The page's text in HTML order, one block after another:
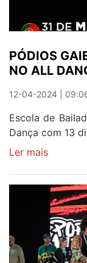
A
DE
JUNHO
PÓDIOS
NO ALL
12-04-2024 |
Escola de
Dança com 13
Ler mais
FORAM
NO
ALL
DANCE